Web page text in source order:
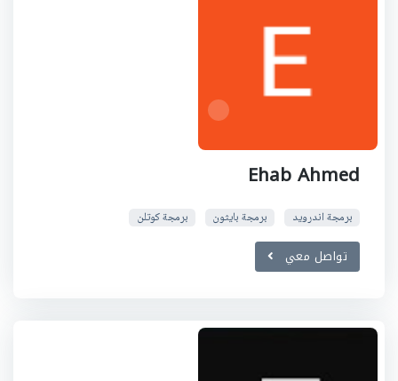
Ehab Ahmed
برمجة اندرويد برمجة بايثون برمجة كوتلن
تواصل معي